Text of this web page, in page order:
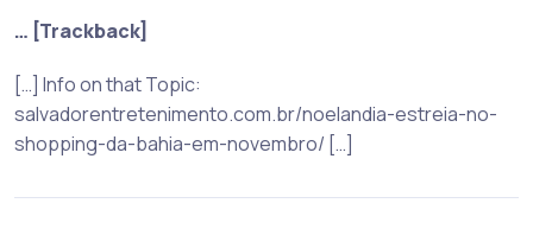
… [Trackback]
[…] Info on that Topic:
salvadorentretenimento.com.br/noelandia-estreia-no-
shopping-da-bahia-em-novembro/ […]